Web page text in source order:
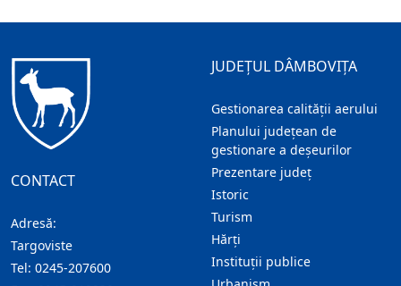
CONTACT
Adresă:
Targoviste
Tel: 0245-207600
JUDEȚUL DÂMBOVIȚA
Gestionarea calității aerului
Planului județean de
gestionare a deșeurilor
Prezentare judeţ
Istoric
Turism
Hărţi
Instituţii publice